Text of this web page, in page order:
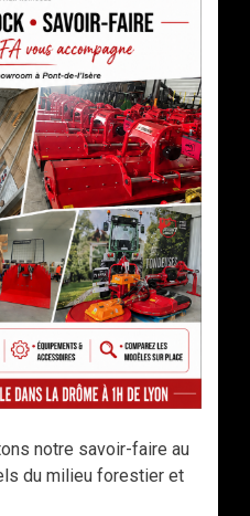
notre savoir-faire au
du milieu forestier et